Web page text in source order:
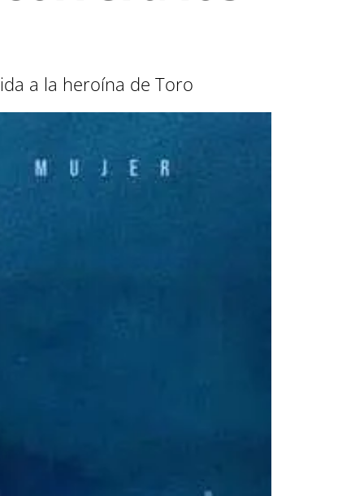
a la heroína de Toro